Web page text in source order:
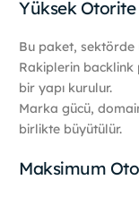
Yüksek Otorite
Bu paket, sektörde
Rakiplerin
bir yapı kurulur.
Marka gücü,
birlikte büyütülür.
Maksimum